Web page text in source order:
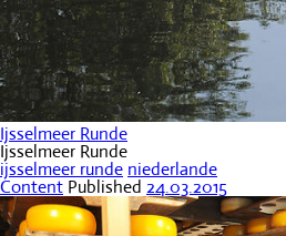
Ijsselmeer Runde
Ijsselmeer Runde
ijsselmeer runde niederlande
Content Published 24.03.2015